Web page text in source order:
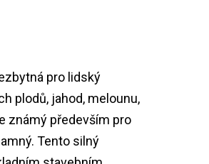
pro lidský
plodů, jahod, melounu,
známý především pro
Tento silný